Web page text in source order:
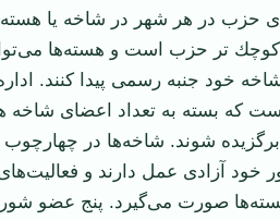
حزب در هر ‏شهر در شاخه يا هسته
تر حزب است و هسته‌ها
خود جنبه رسمی پيدا كنند.
كه بسته ‏به تعداد اعضای شاخه
شوند. شاخه‌ها در چهارچوب
خود آزادی عمل دارند و
صورت می‌گيرد. ‏پنج عضو